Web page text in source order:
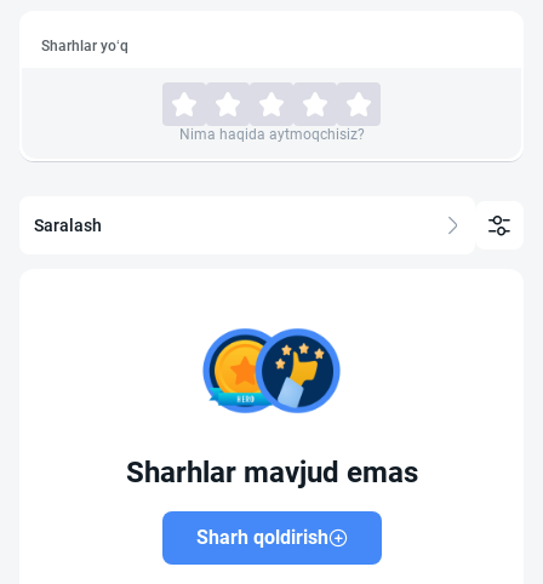
Sharhlar yo‘q
Nima haqida aytmoqchisiz?
Saralash
Sharhlar mavjud emas
Sharh qoldirish